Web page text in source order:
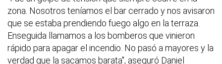
zona. Nosotros teníamos el bar cerrado y nos avisaron
que se estaba prendiendo fuego algo en la terraza.
Enseguida llamamos a los bomberos que vinieron
rápido para apagar el incendio. No pasó a mayores y la
verdad que la sacamos barata", aseguró Daniel